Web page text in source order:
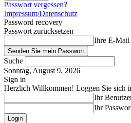
Passwort vergessen?
Impressum/Datenschutz
Password recovery
Passwort zurücksetzen
Ihre E-Mail
Suche
Sonntag, August 9, 2026
Sign in
Herzlich Willkommen! Loggen Sie sich
Ihr
Ihr